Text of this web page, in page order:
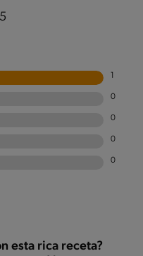
0
0
0
0
esta rica receta?